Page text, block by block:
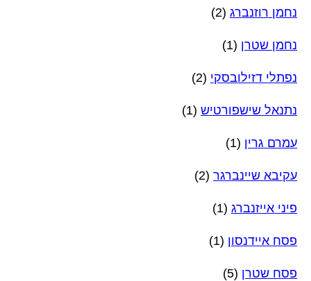
נחמן רוזנברג (2)
נחמן שטרן (1)
נפתלי דזילובסקי (2)
נתנאל שישפורטיש (1)
עמרם גרין (1)
עקיבא שיינברגר (2)
פיני אייזנברג (1)
פסח איידנסון (1)
פסח שטרן (5)